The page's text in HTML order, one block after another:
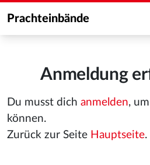
Prachteinbände
Anmeldung
Du musst dich anmelden,
können.
Zurück zur Seite Hauptseite.